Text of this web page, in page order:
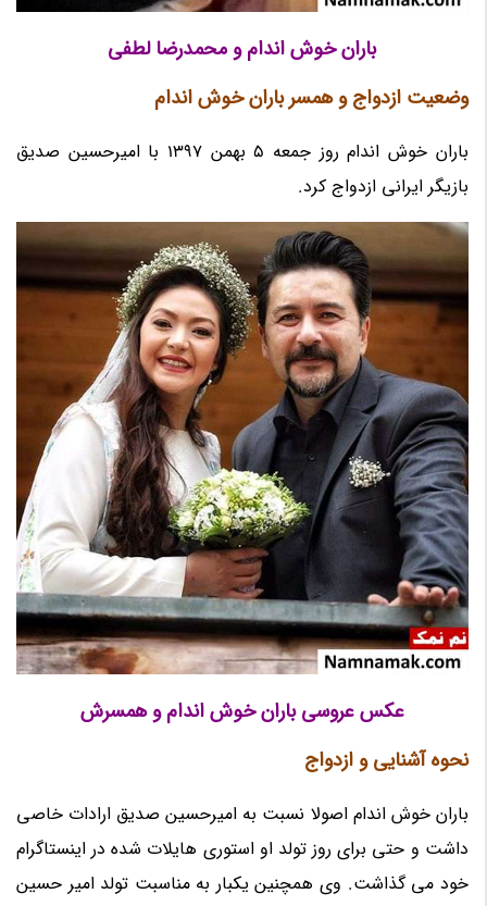
باران خوش اندام و محمدرضا لطفی
وضعیت ازدواج و همسر باران خوش اندام
باران خوش اندام روز جمعه 5 بهمن 1397 با امیرحسین صدیق
بازیگر ایرانی ازدواج کرد.
عکس عروسی باران خوش اندام و همسرش
نحوه آشنایی و ازدواج
باران خوش اندام اصولا نسبت به امیرحسین صدیق ارادات خاصی
داشت و حتی برای روز تولد او استوری هایلات شده در اینستاگرام
خود می گذاشت. وی همچنین یکبار به مناسبت تولد امیر حسین